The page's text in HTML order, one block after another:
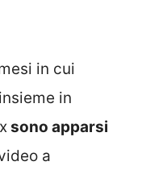
in cui
in
sono apparsi
a